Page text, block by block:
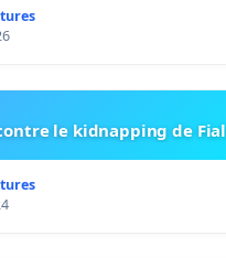
le kidnapping de